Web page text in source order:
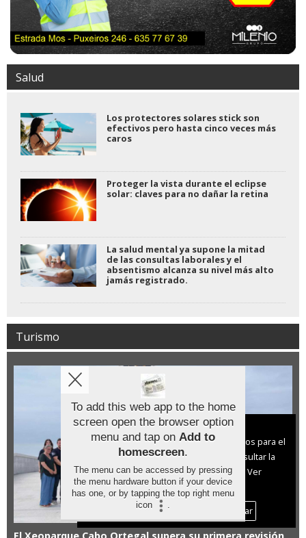
Salud
Los protectores solares stick son
efectivos pero hasta cinco veces más
caros
Proteger la vista durante el eclipse
solar: claves para no dañar la retina
La salud mental ya supone la mitad
de las consultas laborales y el
absentismo alcanza su nivel más alto
jamás registrado.
Turismo
El Xeoparque Cabo Ortegal supera su primera revisión
Aviso sobre el Uso de cookies:
Utilizamos cookies nuestras y de terceros para el
funcionamiento del digital. Puedes consultar la
lista de cookies y como desconectarlas.
Ver
nuestra Política de Privacidad y Cookies
Aceptar Cookies
Personalizar
To add this web app to the home
screen open the browser option
menu and tap on Add to
homescreen.
The menu can be accessed by pressing
the menu hardware button if your device
has one, or by tapping the top right menu
icon
.